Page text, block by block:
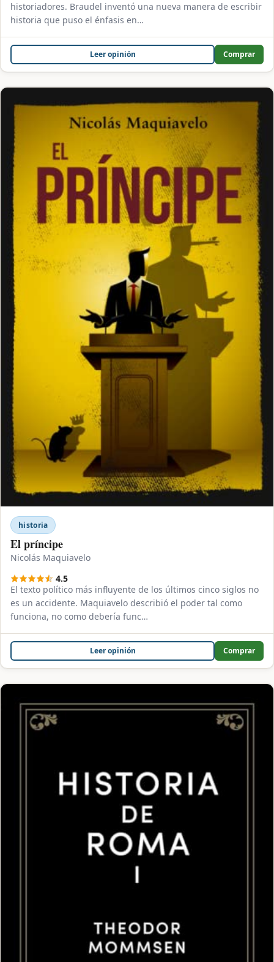
historiadores. Braudel inventó una nueva manera de escribir
historia que puso el énfasis en…
Leer opinión Comprar
historia
El príncipe
Nicolás Maquiavelo
4.5
El texto político más influyente de los últimos cinco siglos no
es un accidente. Maquiavelo describió el poder tal como
funciona, no como debería func…
Leer opinión Comprar